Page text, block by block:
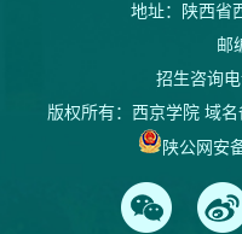
地址：陕西省
邮
招生咨询
版权所有：西京学院 域名
陕公网安